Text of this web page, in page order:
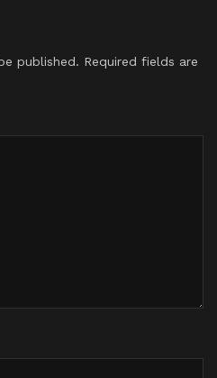
published. Required fields are